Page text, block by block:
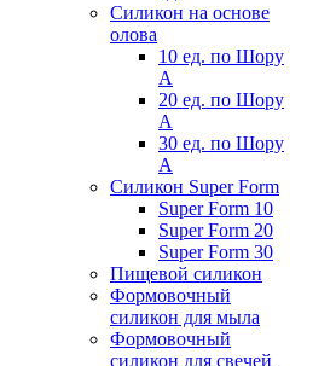
Силикон на основе
олова
10 ед. по Шору
А
20 ед. по Шору
А
30 ед. по Шору
А
Силикон Super Form
Super Form 10
Super Form 20
Super Form 30
Пищевой силикон
Формовочный
силикон для мыла
Формовочный
силикон для свечей